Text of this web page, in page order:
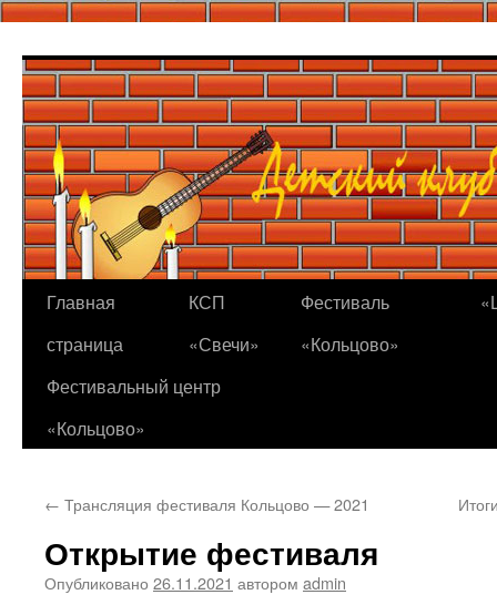
содержимому
Главная
страница
КСП
«Свечи»
Фестиваль
«Кольцово»
Фестивальный центр
«Кольцово»
← Трансляция фестиваля Кольцово — 2021
Открытие фестиваля
Опубликовано 26.11.2021 автором admin